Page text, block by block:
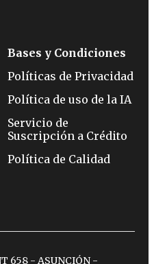
Bases y Condiciones
Políticas de Privacidad
Política de uso de la IA
Servicio de
Suscripción a Crédito
Política de Calidad
658 - ASUNCIÓN -